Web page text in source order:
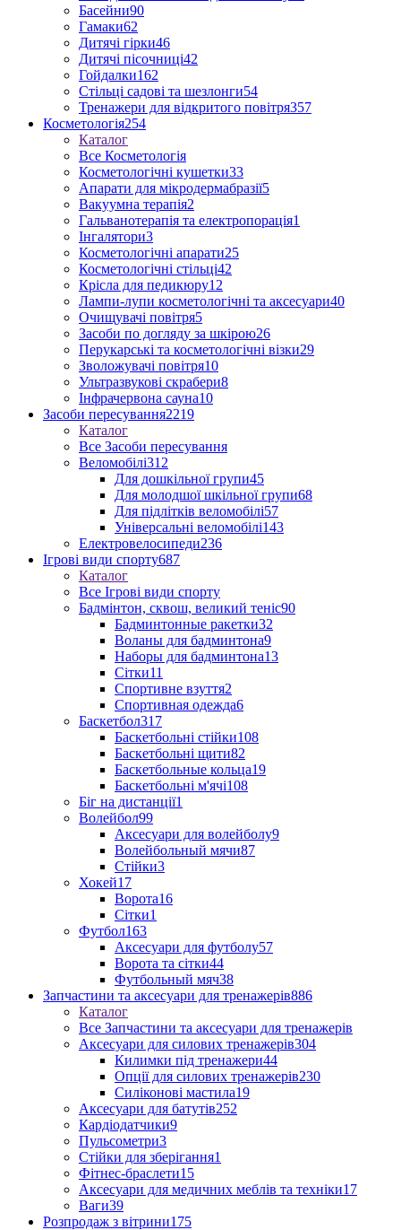
Басейни90
Гамаки62
Дитячі гірки46
Дитячі пісочниці42
Гойдалки162
Стільці садові та шезлонги54
Тренажери для відкритого повітря357
Косметологія254
Каталог
Все Косметологія
Косметологічні кушетки33
Апарати для мікродермабразії5
Вакуумна терапія2
Гальванотерапія та електропорація1
Інгалятори3
Косметологічні апарати25
Косметологічні стільці42
Крісла для педикюру12
Лампи-лупи косметологічні та аксесуари40
Очищувачі повітря5
Засоби по догляду за шкірою26
Перукарські та косметологічні візки29
Зволожувачі повітря10
Ультразвукові скрабери8
Інфрачервона сауна10
Засоби пересування2219
Каталог
Все Засоби пересування
Веломобілі312
Для дошкільної групи45
Для молодшої шкільної групи68
Для підлітків веломобілі57
Універсальні веломобілі143
Електровелосипеди236
Ігрові види спорту687
Каталог
Все Ігрові види спорту
Бадмінтон, сквош, великий теніс90
Бадминтонные ракетки32
Воланы для бадминтона9
Наборы для бадминтона13
Сітки11
Спортивне взуття2
Спортивная одежда6
Баскетбол317
Баскетбольні стійки108
Баскетбольні щити82
Баскетбольные кольца19
Баскетбольні м'ячі108
Біг на дистанції1
Волейбол99
Аксесуари для волейболу9
Волейбольный мячи87
Стійки3
Хокей17
Ворота16
Сітки1
Футбол163
Аксесуари для футболу57
Ворота та сітки44
Футбольный мяч38
Запчастини та аксесуари для тренажерів886
Каталог
Все Запчастини та аксесуари для тренажерів
Аксесуари для силових тренажерів304
Килимки під тренажери44
Опції для силових тренажерів230
Силіконові мастила19
Аксесуари для батутів252
Кардіодатчики9
Пульсометри3
Стійки для зберігання1
Фітнес-браслети15
Аксесуари для медичних меблів та техніки17
Ваги39
Розпродаж з вітрини175